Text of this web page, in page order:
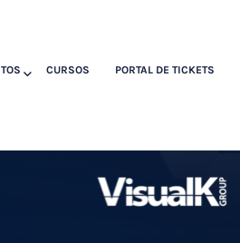
CURSOS PORTAL DE TICKETS